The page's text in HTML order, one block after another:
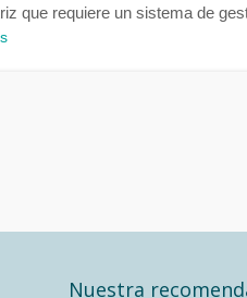
que requiere un sistema de
Nuestra